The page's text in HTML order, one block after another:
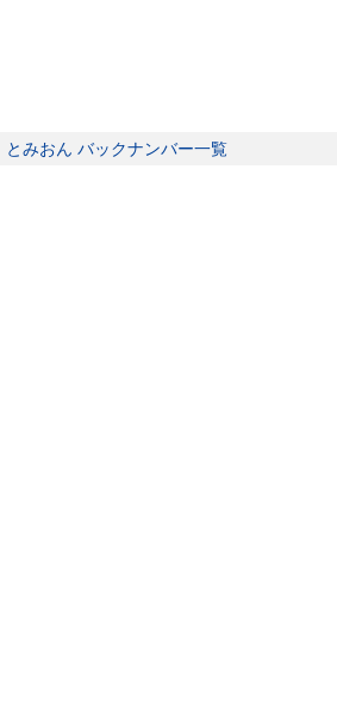
とみおん バックナンバー一覧